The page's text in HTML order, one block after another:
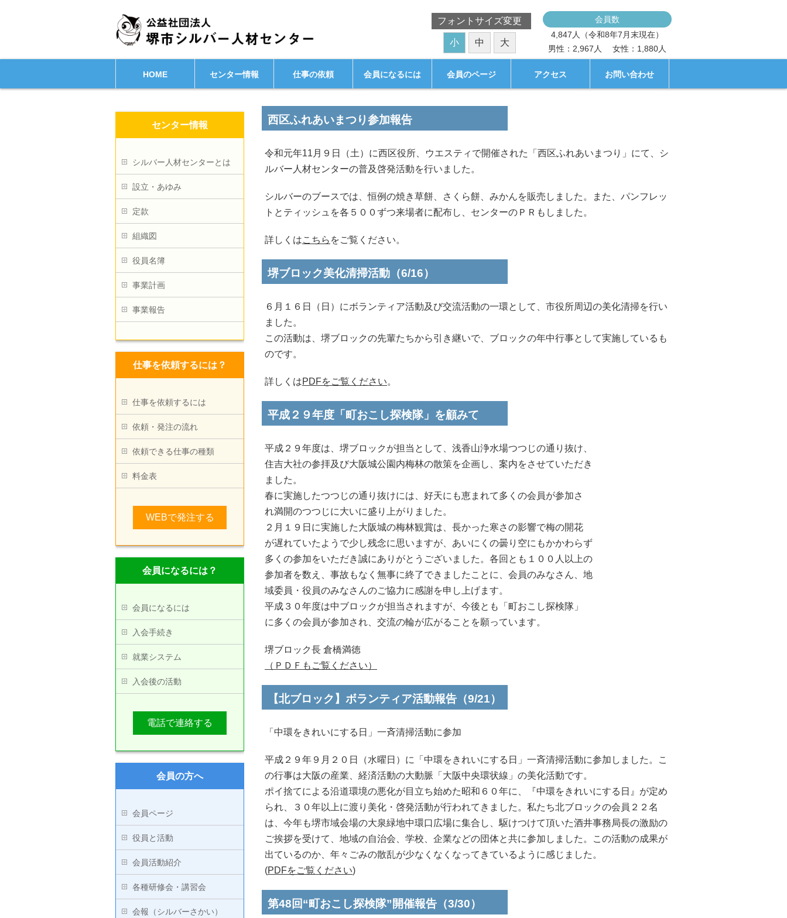
会員数
4,847人（令和8年7月末現在）
男性：2,967人
女性：1,880人
フォントサイズ変更
小 中 大
HOME センター情報 仕事の依頼 会員になるには 会員のページ アクセス お問い合わせ
西区ふれあいまつり参加報告
令和元年11月９日（土）に西区役所、ウエスティで開催された「西区ふれあいまつり」にて、シ
ルバー人材センターの普及啓発活動を行いました。
シルバーのブースでは、恒例の焼き草餅、さくら餅、みかんを販売しました。また、パンフレッ
トとティッシュを各５００ずつ来場者に配布し、センターのＰＲもしました。
詳しくはこちら をご覧ください。
堺ブロック美化清掃活動（6/16）
６月１６日（日）にボランティア活動及び交流活動の一環として、市役所周辺の美化清掃を行い
ました。
この活動は、堺ブロックの先輩たちから引き継いで、ブロックの年中行事として実施しているも
のです。
詳しくはPDFをご覧ください。
平成２９年度「町おこし探検隊」を顧みて
平成２９年度は、堺ブロックが担当として、浅香山浄水場つつじの通り抜け、
住吉大社の参拝及び大阪城公園内梅林の散策を企画し、案内をさせていただき
ました。
春に実施したつつじの通り抜けには、好天にも恵まれて多くの会員が参加さ
れ満開のつつじに大いに盛り上がりました。
２月１９日に実施した大阪城の梅林観賞は、長かった寒さの影響で梅の開花
が遅れていたようで少し残念に思いますが、あいにくの曇り空にもかかわらず
多くの参加をいただき誠にありがとうございました。各回とも１００人以上の
参加者を数え、事故もなく無事に終了できましたことに、会員のみなさん、地
域委員・役員のみなさんのご協力に感謝を申し上げます。
平成３０年度は中ブロックが担当されますが、今後とも「町おこし探検隊」
に多くの会員が参加され、交流の輪が広がることを願っています。
堺ブロック長 倉橋満徳
（ＰＤＦもご覧ください）
【北ブロック】ボランティア活動報告（9/21）
「中環をきれいにする日」一斉清掃活動に参加
平成２９年９月２０日（水曜日）に「中環をきれいにする日」一斉清掃活動に参加しました。こ
の行事は大阪の産業、経済活動の大動脈「大阪中央環状線」の美化活動です。
ポイ捨てによる沿道環境の悪化が目立ち始めた昭和６０年に、『中環をきれいにする日』が定め
られ、３０年以上に渡り美化・啓発活動が行われてきました。私たち北ブロックの会員２２名
は、今年も堺市域会場の大泉緑地中環口広場に集合し、駆けつけて頂いた酒井事務局長の激励の
ご挨拶を受けて、地域の自治会、学校、企業などの団体と共に参加しました。この活動の成果が
出ているのか、年々ごみの散乱が少なくなくなってきているように感じました。
(PDFをご覧ください)
第48回“町おこし探検隊”開催報告（3/30）
センター情報
シルバー人材センターとは
設立・あゆみ
定款
組織図
役員名簿
事業計画
事業報告
仕事を依頼するには？
仕事を依頼するには
依頼・発注の流れ
依頼できる仕事の種類
料金表
WEBで発注する
会員になるには？
会員になるには
入会手続き
就業システム
入会後の活動
電話で連絡する
会員の方へ
会員ページ
役員と活動
会員活動紹介
各種研修会・講習会
会報（シルバーさかい）